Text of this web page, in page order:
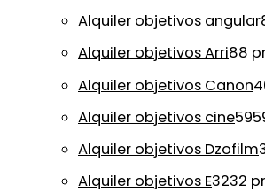
Alquiler objetivos angular
Alquiler objetivos Arri88
Alquiler objetivos Canon
Alquiler objetivos cine59
Alquiler objetivos Dzofilm
Alquiler objetivos E3232